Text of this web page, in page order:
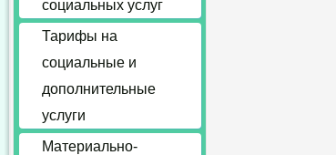
социальных услуг
Тарифы на
социальные и
дополнительные
услуги
Материально-